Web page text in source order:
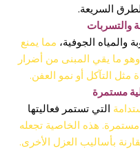
السريعة.
والمياه الجوفية، مما يمنع
وهو ما يقي المبنى من أضرار
مثل التآكل أو نمو العفن.
التي تستمر فعاليتها
هذه الخاصية تجعله
بأساليب العزل الأخرى.